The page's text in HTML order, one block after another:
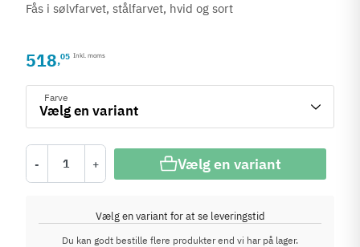
Fås i sølvfarvet, stålfarvet, hvid og sort
518,05 Inkl. moms
Farve
- + Vælg en variant
Vælg en variant for at se leveringstid
Du kan godt bestille flere produkter end vi har på lager.